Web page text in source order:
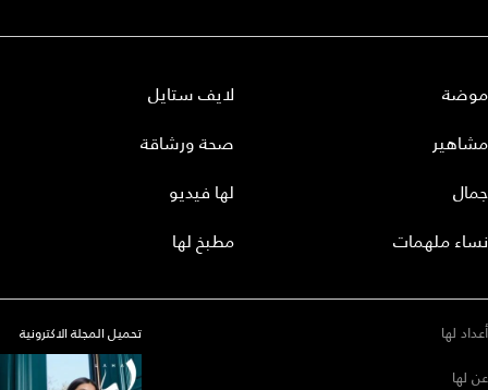
موضة
مشاهير
جمال
نساء ملهمات
لايف ستايل
صحة ورشاقة
لها فيديو
مطبخ لها
أعداد لها
عن لها
تحميل المجلة الاكترونية